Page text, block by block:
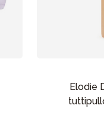
Elodie
Myymälämme